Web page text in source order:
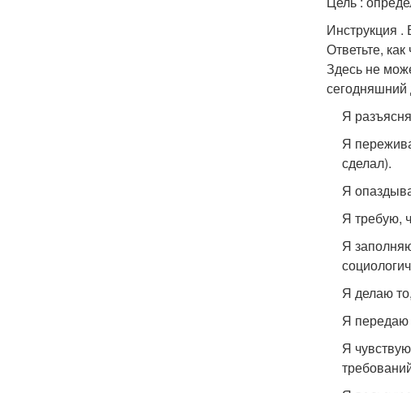
Инструкция .
Ответьте,
Здесь не
сегодняшний
Я
Я
сделал).
Я
Я требую,
Я
Я делаю
Я передаю
Я